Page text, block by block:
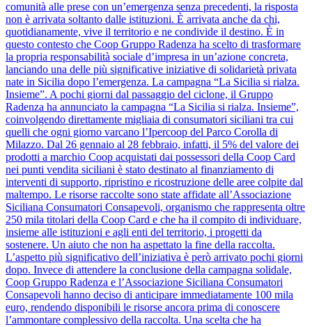
comunità alle prese con un’emergenza senza precedenti, la risposta
non è arrivata soltanto dalle istituzioni. È arrivata anche da chi,
quotidianamente, vive il territorio e ne condivide il destino. È in
questo contesto che Coop Gruppo Radenza ha scelto di trasformare
la propria responsabilità sociale d’impresa in un’azione concreta,
lanciando una delle più significative iniziative di solidarietà privata
nate in Sicilia dopo l’emergenza. La campagna “La Sicilia si rialza.
Insieme”. A pochi giorni dal passaggio del ciclone, il Gruppo
Radenza ha annunciato la campagna “La Sicilia si rialza. Insieme”,
coinvolgendo direttamente migliaia di consumatori siciliani tra cui
quelli che ogni giorno varcano l’Ipercoop del Parco Corolla di
Milazzo. Dal 26 gennaio al 28 febbraio, infatti, il 5% del valore dei
prodotti a marchio Coop acquistati dai possessori della Coop Card
nei punti vendita siciliani è stato destinato al finanziamento di
interventi di supporto, ripristino e ricostruzione delle aree colpite dal
maltempo. Le risorse raccolte sono state affidate all’Associazione
Siciliana Consumatori Consapevoli, organismo che rappresenta oltre
250 mila titolari della Coop Card e che ha il compito di individuare,
insieme alle istituzioni e agli enti del territorio, i progetti da
sostenere. Un aiuto che non ha aspettato la fine della raccolta.
L’aspetto più significativo dell’iniziativa è però arrivato pochi giorni
dopo. Invece di attendere la conclusione della campagna solidale,
Coop Gruppo Radenza e l’Associazione Siciliana Consumatori
Consapevoli hanno deciso di anticipare immediatamente 100 mila
euro, rendendo disponibili le risorse ancora prima di conoscere
l’ammontare complessivo della raccolta. Una scelta che ha